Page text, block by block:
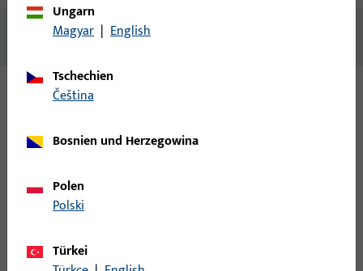
Keine Inhalte vorhanden
Zu diesem Produkt gibt es folgende Varianten:
Ungarn
Magyar | English
Tschechien
čeština
Bosnien und Herzegowina
Polen
Polski
Türkei